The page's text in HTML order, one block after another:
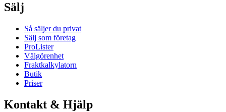
Sälj
Så säljer du privat
Sälj som företag
ProLister
Välgörenhet
Fraktkalkylatorn
Butik
Priser
Kontakt & Hjälp